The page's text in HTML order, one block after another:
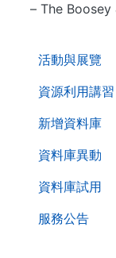
活動與展覽
資源利用講習
新增資料庫
資料庫異動
資料庫試用
服務公告
– The